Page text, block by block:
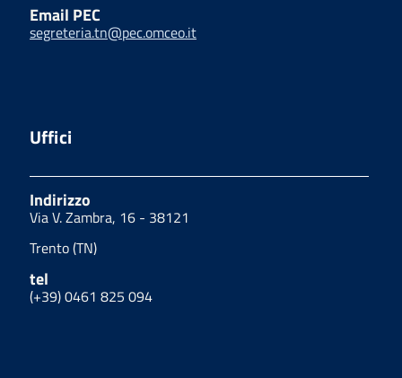
Email PEC
segreteria.tn@pec.omceo.it
Uffici
Indirizzo
Via V. Zambra, 16 - 38121
Trento (TN)
tel
(+39) 0461 825 094